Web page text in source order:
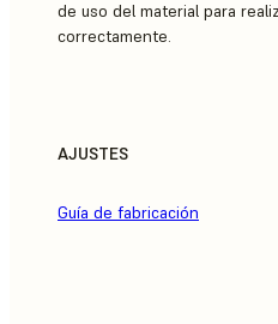
de uso del material para
correctamente.
AJUSTES
Guía de fabricación